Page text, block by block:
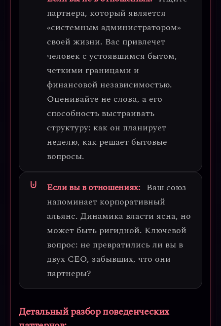
партнера, который является
«системным администратором»
своей жизни. Вас привлечет
человек с устоявшимся бытом,
четкими границами и
финансовой независимостью.
Оценивайте не слова, а его
способность выстраивать
структуру: как он планирует
неделю, как решает бытовые
вопросы.
Если вы в отношениях: Ваш союз
напоминает корпоративный
альянс. Динамика власти ясна, но
может быть ригидной. Ключевой
вопрос: не превратились ли вы в
двух CEO, забывших, что они
партнеры?
Детальный разбор поведенческих